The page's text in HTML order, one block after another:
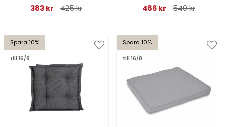
383 kr
425 kr
486 kr
540 kr
Spara 10%
till 16/8
Spara 10%
till 16/8